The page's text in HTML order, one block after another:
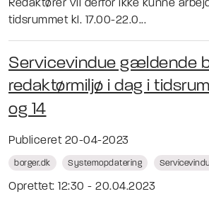
Redaktører vil derfor ikke kunne
tidsrummet kl. 17.00-22.0...
Servicevindue gældende
redaktørmiljø i dag i
og 14
Publiceret 20-04-2023
borger.dk Systemopdatering
Oprettet: 12:30 - 20.04.2023